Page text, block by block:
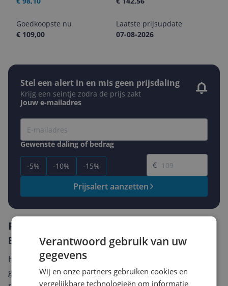
Goedkoopste nu
€ 109,00
Laatste prijsupdate
07-08-2026
Stel een alert in en mis geen prijsdaling
Krijg een seintje zodra de prijs zakt
Jouw e-mailadres
Gewenste daling of bedrag
-5% -10% -15%
Gewenste prijs
€
Prijsalert aanzetten
Reviews
Er zijn nog geen reviews geschreven
Heb jij dit product in bezit en wil je graag je mening
geven? Start dan hieronder met het schrijven van je
Verantwoord gebruik van uw
gegevens
Wij en onze partners gebruiken cookies en
vergelijkbare technologieën om informatie